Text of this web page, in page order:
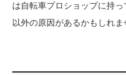
は自転車プロショップに持
以外の原因があるかもしれま